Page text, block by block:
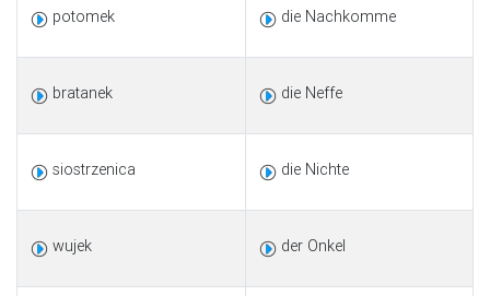
potomek die Nachkomme
bratanek die Neffe
siostrzenica die Nichte
wujek der Onkel